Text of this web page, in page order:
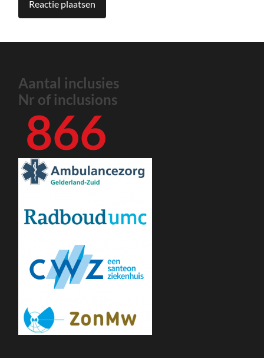
Aantal inclusies
Nr of inclusions
866